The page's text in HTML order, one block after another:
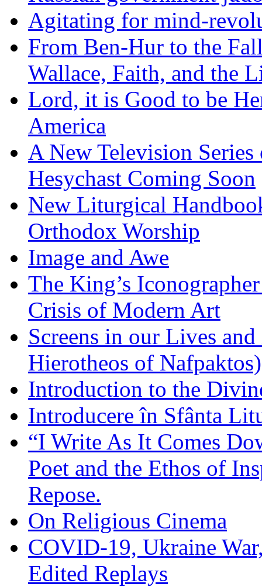
Agitating for mind-
From Ben-Hur to the
Wallace, Faith, and the
Lord, it is Good to be
America
A New Television
Hesychast Coming Soon
New Liturgical
Orthodox Worship
Image and Awe
The King’s
Crisis of Modern Art
Screens in our Lives
Hierotheos of Nafpaktos)
Introduction to the
Introducere în Sfânta
“I Write As It Comes
Poet and the Ethos of
Repose.
On Religious Cinema
COVID-19, Ukraine
Edited Replays